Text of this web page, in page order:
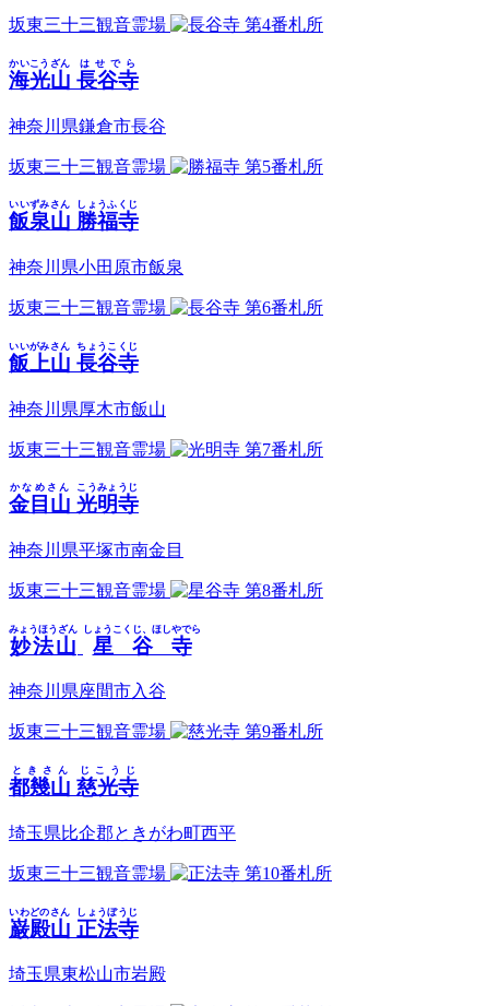
坂東三十三観音霊場 第4番札所
海光山
かいこうざん
長谷寺
はせでら
神奈川県鎌倉市長谷
坂東三十三観音霊場 第5番札所
飯泉山
いいずみさん
勝福寺
しょうふくじ
神奈川県小田原市飯泉
坂東三十三観音霊場 第6番札所
飯上山
いいがみさん
長谷寺
ちょうこくじ
神奈川県厚木市飯山
坂東三十三観音霊場 第7番札所
金目山
かなめさん
光明寺
こうみょうじ
神奈川県平塚市南金目
坂東三十三観音霊場 第8番札所
妙法山
みょうほうざん
星谷寺
しょうこくじ、ほしやでら
神奈川県座間市入谷
坂東三十三観音霊場 第9番札所
都幾山
ときさん
慈光寺
じこうじ
埼玉県比企郡ときがわ町西平
坂東三十三観音霊場 第10番札所
巌殿山
いわどのさん
正法寺
しょうぼうじ
埼玉県東松山市岩殿